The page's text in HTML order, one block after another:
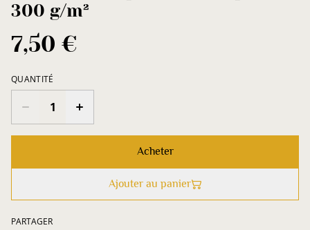
300 g/m²
7,50 €
QUANTITÉ
Acheter
Ajouter au panier
PARTAGER